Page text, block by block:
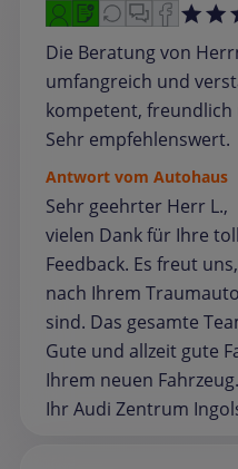
Die Beratung von
umfangreich und
kompetent, freundlich
Sehr empfehlenswert.
Antwort vom Autohaus
Sehr geehrter Herr L.,
vielen Dank für Ihre
Feedback. Es freut
nach Ihrem
sind. Das gesamte
Gute und allzeit gute
Ihrem neuen
Ihr Audi Zentrum